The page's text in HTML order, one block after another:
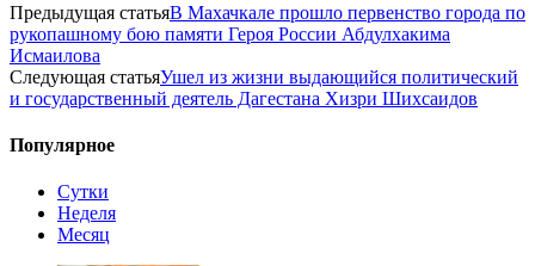
Предыдущая статьяВ Махачкале прошло первенство города по
рукопашному бою памяти Героя России Абдулхакима
Исмаилова
Следующая статьяУшел из жизни выдающийся политический
и государственный деятель Дагестана Хизри Шихсаидов
Популярное
Сутки
Неделя
Месяц